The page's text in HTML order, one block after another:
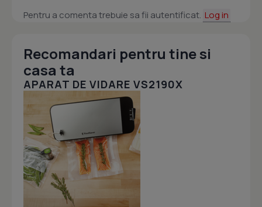
Pentru a comenta trebuie sa fii autentificat. Log in
Recomandari pentru tine si
casa ta
APARAT DE VIDARE VS2190X